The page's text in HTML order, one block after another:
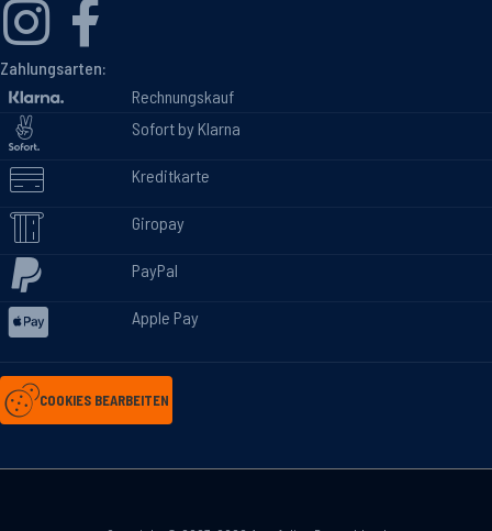
Zahlungsarten:
Rechnungskauf
Sofort by Klarna
Kreditkarte
Giropay
PayPal
Apple Pay
COOKIES BEARBEITEN